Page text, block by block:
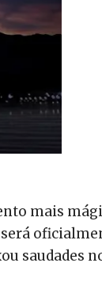
mais
será
saudades